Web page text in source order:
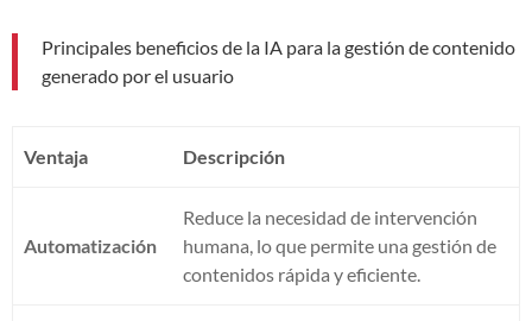
Principales beneficios de la IA para la gestión de contenido
generado por el usuario
Ventaja Descripción
Automatización
Reduce la necesidad de intervención
humana, lo que permite una gestión de
contenidos rápida y eficiente.